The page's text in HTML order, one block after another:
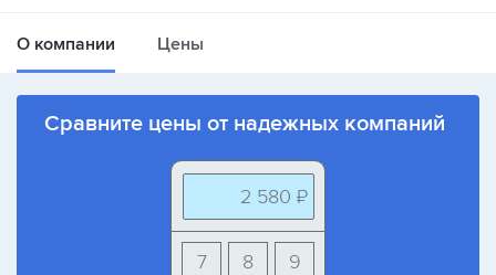
О компании Цены
Сравните цены от надежных компаний
2 580 ₽
9
8
7